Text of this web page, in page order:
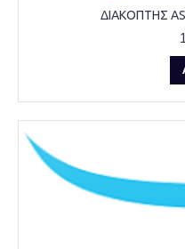
ΔΙΑΚΟΠΤΗΣ